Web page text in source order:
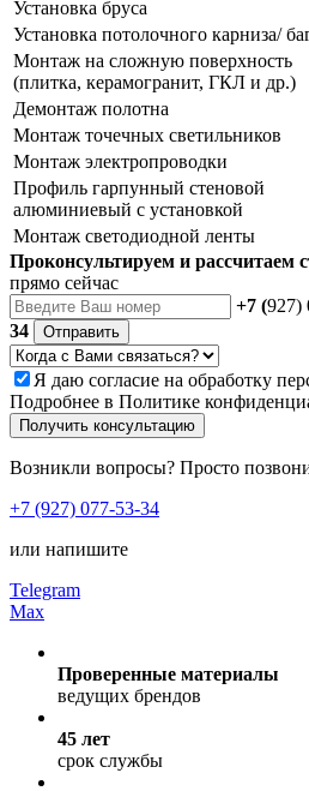
Установка бруса
Установка потолочного карниза/
Монтаж на сложную поверхность
(плитка, керамогранит, ГКЛ и др.)
Демонтаж полотна
Монтаж точечных светильников
Монтаж электропроводки
Профиль гарпунный стеновой
алюминиевый с установкой
Монтаж светодиодной ленты
Проконсультируем и рассчитаем
прямо сейчас
+7 (927)
34
Отправить
Я даю согласие на обработку
Подробнее в Политике
Получить консультацию
Возникли вопросы? Просто
+7 (927) 077-53-34
или напишите
Telegram
Max
Проверенные материалы
ведущих брендов
45 лет
срок службы